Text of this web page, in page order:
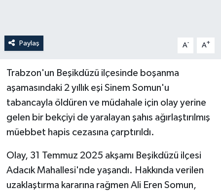
Paylaş A- A+
Trabzon'un Beşikdüzü ilçesinde boşanma
aşamasındaki 2 yıllık eşi Sinem Somun'u
tabancayla öldüren ve müdahale için olay yerine
gelen bir bekçiyi de yaralayan şahıs ağırlaştırılmış
müebbet hapis cezasına çarptırıldı.
Olay, 31 Temmuz 2025 akşamı Beşikdüzü ilçesi
Adacık Mahallesi'nde yaşandı. Hakkında verilen
uzaklaştırma kararına rağmen Ali Eren Somun,